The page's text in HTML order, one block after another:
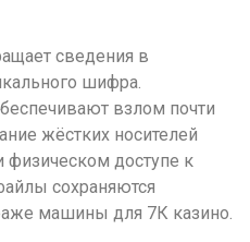
сведения в
шифра.
взлом почти
жёстких носителей
доступе к
сохраняются
машины для 7К казино.